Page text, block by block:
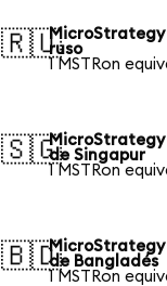
🇷🇺MicroStrategy
ruso
1 MSTRon
🇸🇬MicroStrategy
de Singapur
1 MSTRon
🇧🇩MicroStrategy
de Bangladés
1 MSTRon